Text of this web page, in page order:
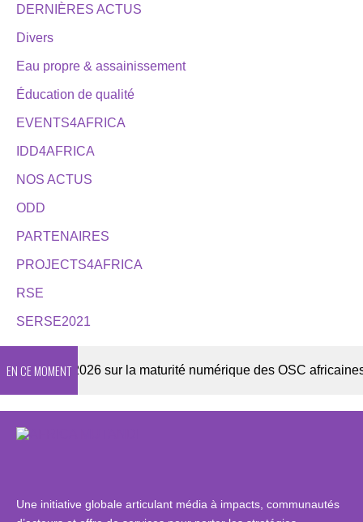
DERNIÈRES ACTUS
Divers
Eau propre & assainissement
Éducation de qualité
EVENTS4AFRICA
IDD4AFRICA
NOS ACTUS
ODD
PARTENAIRES
PROJECTS4AFRICA
RSE
SERSE2021
EN CE MOMENT2026 sur la maturité numérique des OSC africaines
Une initiative globale articulant média à impacts, communautés